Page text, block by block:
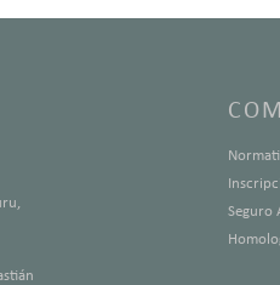
Seguro